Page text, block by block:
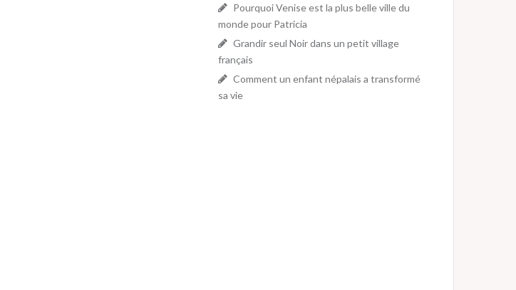
Pourquoi Venise est la plus belle ville du
monde pour Patricia
Grandir seul Noir dans un petit village
français
Comment un enfant népalais a transformé
sa vie